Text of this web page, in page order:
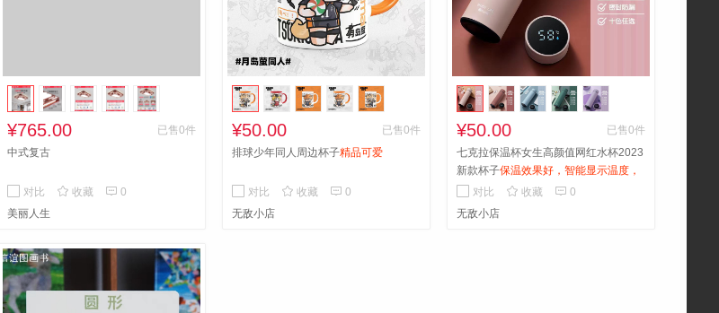
¥765.00
已售0件
中式复古
对比  收藏  0
美丽人生
¥50.00
已售0件
排球少年同人周边杯子精品可爱
对比  收藏  0
无敌小店
¥50.00
已售0件
七克拉保温杯女生高颜值网红水杯2023
新款杯子保温效果好，智能显示温度，
耐摔对比  收藏  0
无敌小店